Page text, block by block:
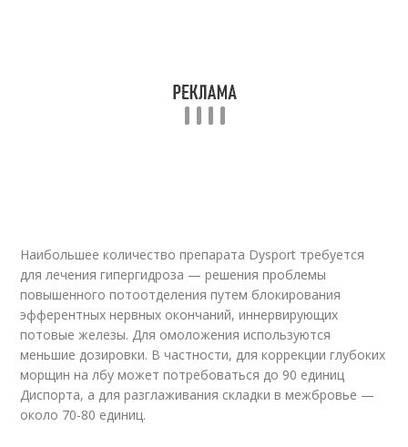
Наибольшее количество препарата Dysport требуется
для лечения гипергидроза — решения проблемы
повышенного потоотделения путем блокирования
эфферентных нервных окончаний, иннервирующих
потовые железы. Для омоложения используются
меньшие дозировки. В частности, для коррекции глубоких
морщин на лбу может потребоваться до 90 единиц
Диспорта, а для разглаживания складки в межбровье —
около 70-80 единиц.